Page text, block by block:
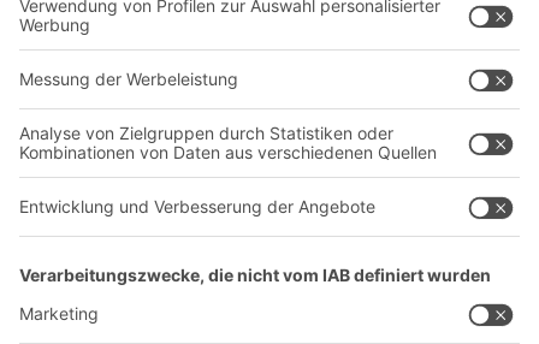
Über uns
Produktionsstandorte
Karriere
BIT O
YOUR LIFE.